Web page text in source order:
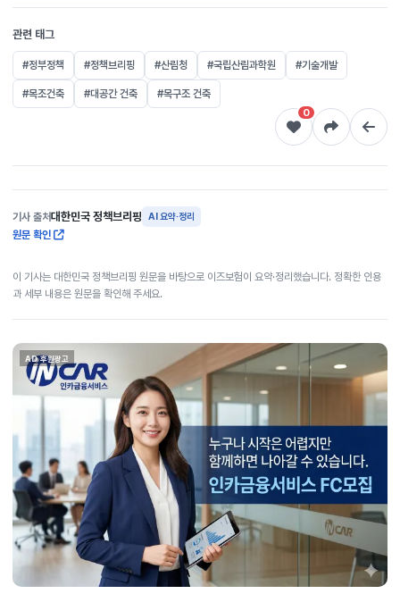
관련 태그
#정부정책 #정책브리핑 #산림청 #국립산림과학원 #기술개발
#목조건축 #대공간 건축
#목구조 건축
0
기사 출처대한민국 정책브리핑 AI 요약·정리
원문 확인
이 기사는 대한민국 정책브리핑 원문을 바탕으로 이즈보험이 요약·정리했습니다. 정확한 인용
과 세부 내용은 원문을 확인해 주세요.
AD 후원광고